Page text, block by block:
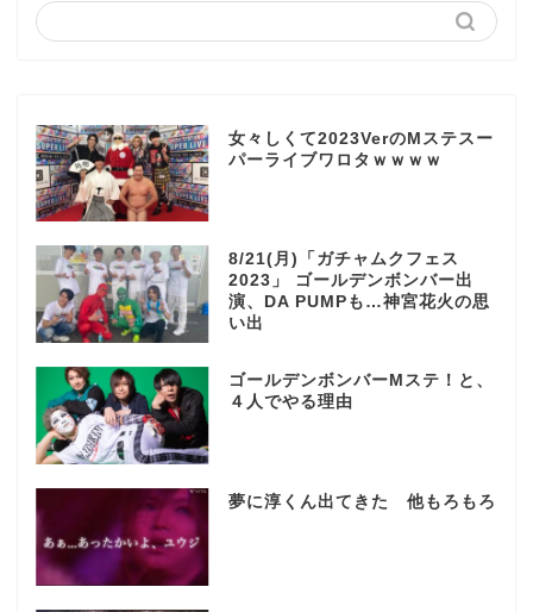
女々しくて2023VerのMステスー
パーライブワロタｗｗｗｗ
8/21(月)「ガチャムクフェス
2023」 ゴールデンボンバー出
演、DA PUMPも…神宮花火の思
い出
ゴールデンボンバーMステ！と、
４人でやる理由
夢に淳くん出てきた 他もろもろ